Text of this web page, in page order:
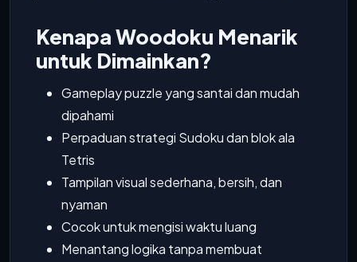
Kenapa Woodoku Menarik
untuk Dimainkan?
Gameplay puzzle yang santai dan mudah
dipahami
Perpaduan strategi Sudoku dan blok ala
Tetris
Tampilan visual sederhana, bersih, dan
nyaman
Cocok untuk mengisi waktu luang
Menantang logika tanpa membuat